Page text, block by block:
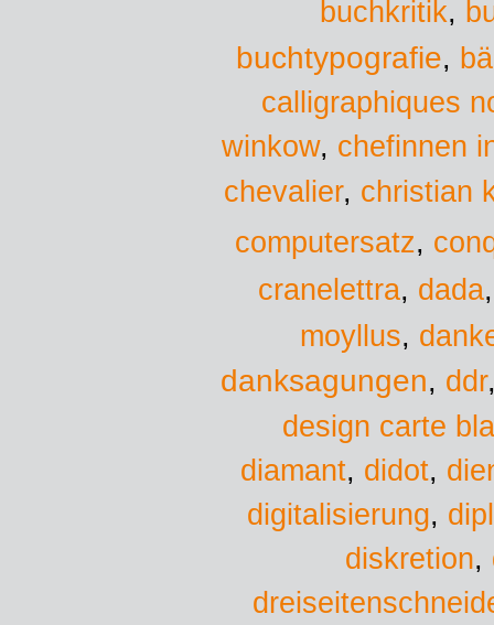
buchkritik,
buchtypografie,
calligraphiques
winkow, chefinnen
chevalier, christian
computersatz,
cranelettra, dada
moyllus,
danksagungen, ddr
design carte
diamant, didot,
digitalisierung,
diskretion,